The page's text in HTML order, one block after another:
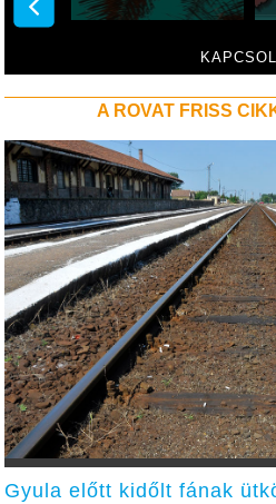
A ROVAT FRISS
Gyula előtt kidőlt fának